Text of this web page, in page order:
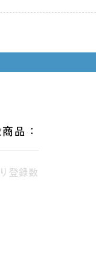
品：
登録数